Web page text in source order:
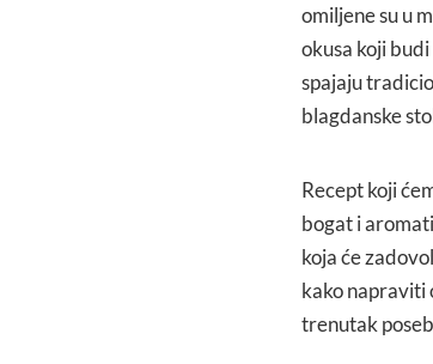
omiljene su u
okusa koji
spajaju
blagdanske
Recept koji
bogat i
koja će
kako napraviti
trenutak